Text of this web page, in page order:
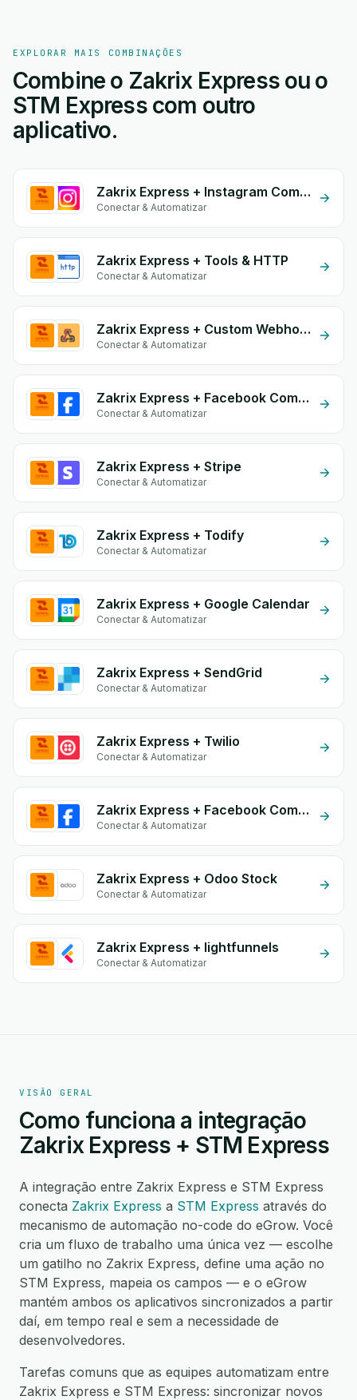
EXPLORAR MAIS COMBINAÇÕES
Combine o Zakrix Express ou o
STM Express com outro
aplicativo.
Zakrix Express + Instagram Comment
Conectar & Automatizar
Zakrix Express + Tools & HTTP
Conectar & Automatizar
Zakrix Express + Custom Webhook
Conectar & Automatizar
Zakrix Express + Facebook Comments
Conectar & Automatizar
Zakrix Express + Stripe
Conectar & Automatizar
Zakrix Express + Todify
Conectar & Automatizar
Zakrix Express + Google Calendar
Conectar & Automatizar
Zakrix Express + SendGrid
Conectar & Automatizar
Zakrix Express + Twilio
Conectar & Automatizar
Zakrix Express + Facebook Commerce
Conectar & Automatizar
Zakrix Express + Odoo Stock
Conectar & Automatizar
Zakrix Express + lightfunnels
Conectar & Automatizar
VISÃO GERAL
Como funciona a integração
Zakrix Express + STM Express
A integração entre Zakrix Express e STM Express
conecta Zakrix Express a STM Express através do
mecanismo de automação no-code do eGrow. Você
cria um fluxo de trabalho uma única vez — escolhe
um gatilho no Zakrix Express, define uma ação no
STM Express, mapeia os campos — e o eGrow
mantém ambos os aplicativos sincronizados a partir
daí, em tempo real e sem a necessidade de
desenvolvedores.
Tarefas comuns que as equipes automatizam entre
Zakrix Express e STM Express: sincronizar novos